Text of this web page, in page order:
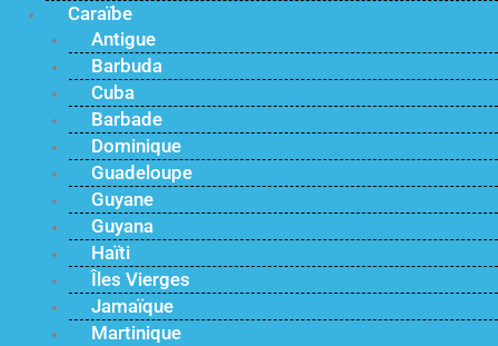
Caraïbe
Antigue
Barbuda
Cuba
Barbade
Dominique
Guadeloupe
Guyane
Guyana
Haïti
Îles Vierges
Jamaïque
Martinique